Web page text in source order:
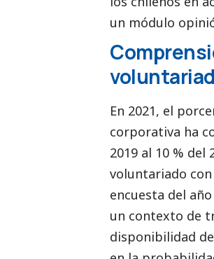
un módulo
En 2021, el
corporativa ha
2019 al 10 %
voluntariado
encuesta del
un contexto de
disponibilidad